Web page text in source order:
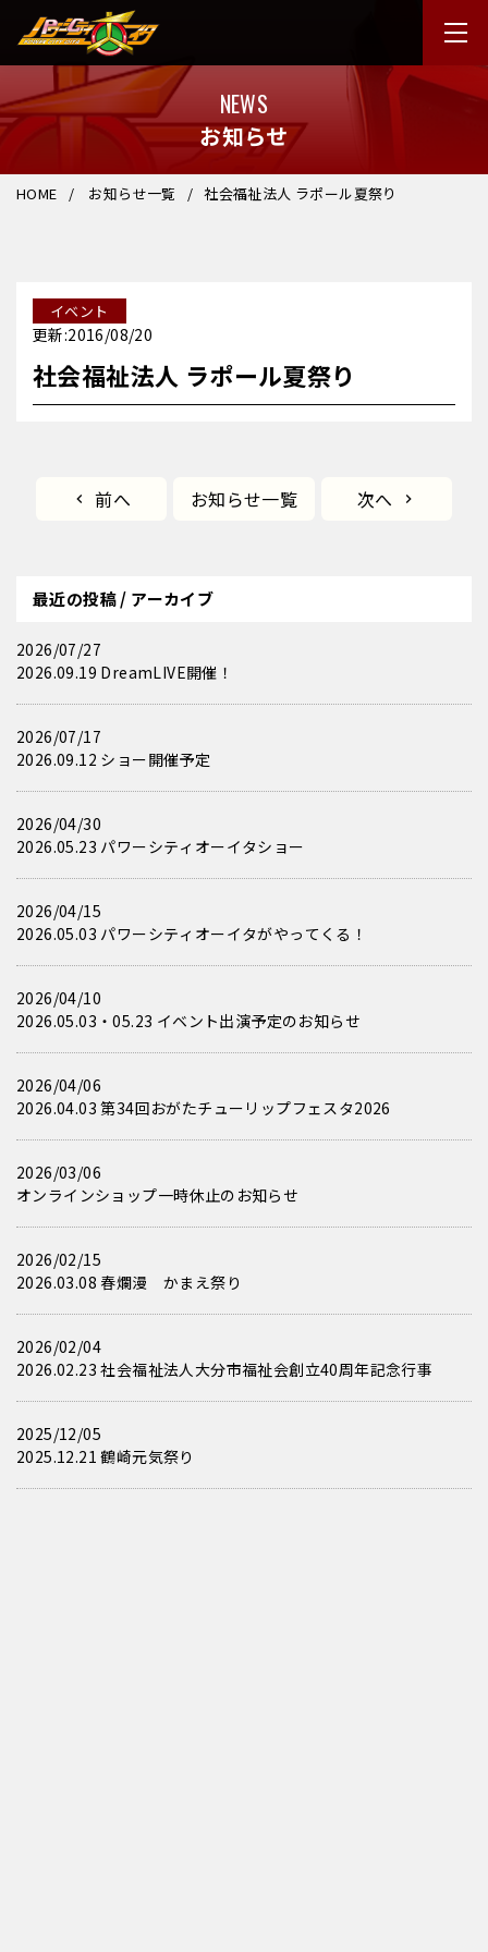
NEWS
お知らせ
HOME お知らせ一覧 社会福祉法人 ラポール夏祭り
イベント
更新:2016/08/20
社会福祉法人 ラポール夏祭り
前へ お知らせ一覧 次へ
最近の投稿 / アーカイブ
2026/07/27
2026.09.19 DreamLIVE開催！
2026/07/17
2026.09.12 ショー開催予定
2026/04/30
2026.05.23 パワーシティオーイタショー
2026/04/15
2026.05.03 パワーシティオーイタがやってくる！
2026/04/10
2026.05.03・05.23 イベント出演予定のお知らせ
2026/04/06
2026.04.03 第34回おがたチューリップフェスタ2026
2026/03/06
オンラインショップ一時休止のお知らせ
2026/02/15
2026.03.08 春爛漫 かまえ祭り
2026/02/04
2026.02.23 社会福祉法人大分市福祉会創立40周年記念行事
2025/12/05
2025.12.21 鶴崎元気祭り